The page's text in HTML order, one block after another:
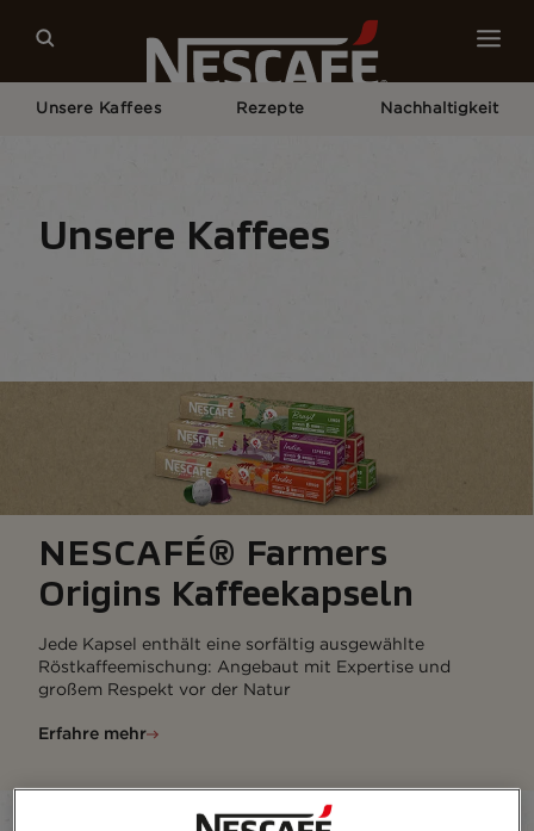
Unsere Kaffees Rezepte Nachhaltigkeit
Unsere Kaffees
NESCAFÉ® Farmers
Origins Kaffeekapseln
Jede Kapsel enthält eine sorfältig ausgewählte
Röstkaffeemischung: Angebaut mit Expertise und
großem Respekt vor der Natur
Erfahre mehr